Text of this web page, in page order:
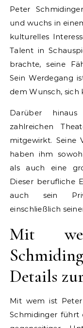
Peter
und wuchs in
kulturelles
Talent in
brachte, seine
Sein Werdegang
dem Wunsch, sich
Darüber
zahlreichen
mitgewirkt. Seine
haben ihm
als auch eine
Dieser berufliche
auch sein
einschließlich
Mit
Details
Mit wem ist
Schmidinger führt